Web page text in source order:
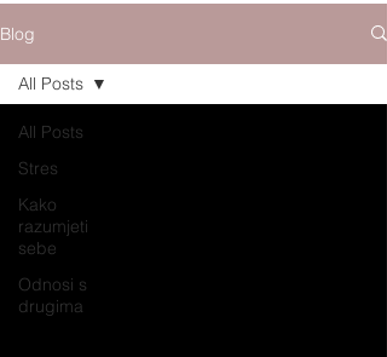
Blog
All Posts
Stres
Kako
razumjeti
sebe
Odnosi s
drugima
All Posts